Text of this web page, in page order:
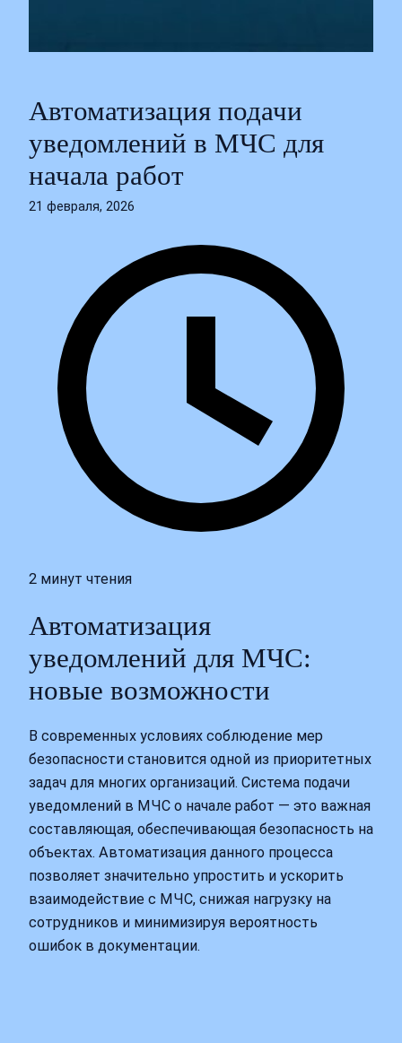
Автоматизация подачи
уведомлений в МЧС для
начала работ
21 февраля, 2026
2 минут чтения
Автоматизация
уведомлений для МЧС:
новые возможности
В современных условиях соблюдение мер
безопасности становится одной из приоритетных
задач для многих организаций. Система подачи
уведомлений в МЧС о начале работ — это важная
составляющая, обеспечивающая безопасность на
объектах. Автоматизация данного процесса
позволяет значительно упростить и ускорить
взаимодействие с МЧС, снижая нагрузку на
сотрудников и минимизируя вероятность
ошибок в документации.